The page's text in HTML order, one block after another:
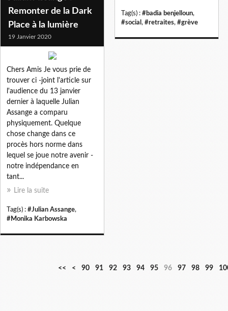
Tag(s) : #badia benjelloun,
#social , #retraites, #grève
Remonter de la Dark
Place à la lumière
19 Janvier 2020
Chers Amis Je vous prie de
trouver ci -joint l'article sur
l'audience du 13 janvier
dernier à laquelle Julian
Assange a comparu
physiquement. Quelque
chose change dans ce
procès hors norme dans
lequel se joue notre avenir -
notre indépendance en
tant...
Lire la suite
Tag(s) : #Julian Assange,
#Monika Karbowska
<< <
1
2
3
4
5
6
7
8
90 91 92 93 94 95 96 97 98 99